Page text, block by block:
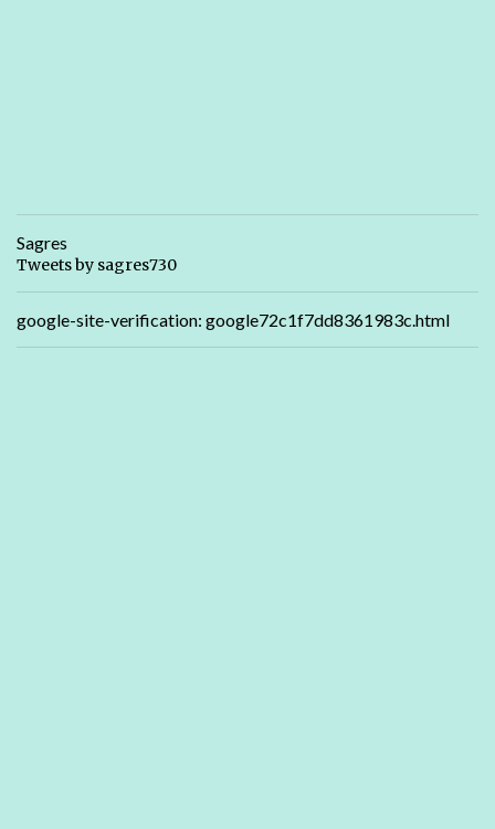
Sagres
Tweets by sagres730
google-site-verification: google72c1f7dd8361983c.html